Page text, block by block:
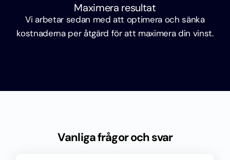
Maximera resultat
Vi arbetar sedan med att optimera och sänka
kostnaderna per åtgärd för att maximera din vinst.
Vanliga frågor och svar